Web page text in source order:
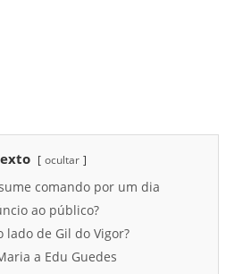
ocultar
comando por um dia
ao público?
lado de Gil do Vigor?
a Edu Guedes